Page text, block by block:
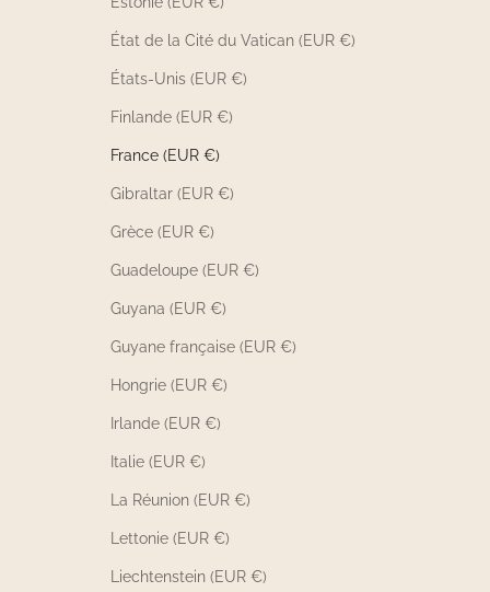
État de la Cité du Vatican (EUR €)
États-Unis (EUR €)
Finlande (EUR €)
France (EUR €)
Gibraltar (EUR €)
Grèce (EUR €)
Guadeloupe (EUR €)
Guyana (EUR €)
Guyane française (EUR €)
Hongrie (EUR €)
Irlande (EUR €)
Italie (EUR €)
La Réunion (EUR €)
Lettonie (EUR €)
Liechtenstein (EUR €)